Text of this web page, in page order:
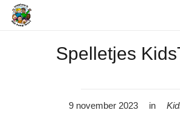
Spelletjes
9 november 2023 in